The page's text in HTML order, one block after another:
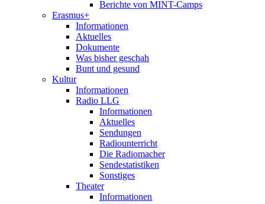
Berichte von MINT-Camps
Erasmus+
Informationen
Aktuelles
Dokumente
Was bisher geschah
Bunt und gesund
Kultur
Informationen
Radio LLG
Informationen
Aktuelles
Sendungen
Radiounterricht
Die Radiomacher
Sendestatistiken
Sonstiges
Theater
Informationen